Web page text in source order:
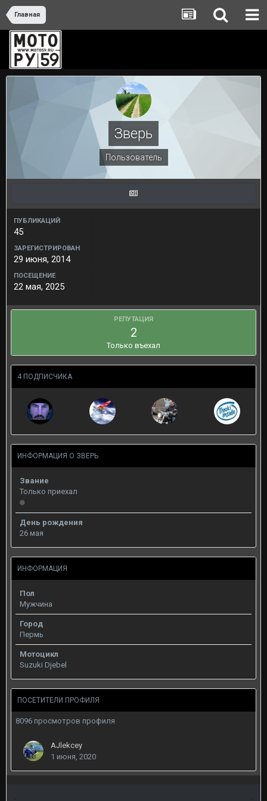
Главная
Зверь
Пользователь
ПУБЛИКАЦИЙ
45
ЗАРЕГИСТРИРОВАН
29 июня, 2014
ПОСЕЩЕНИЕ
22 мая, 2025
РЕПУТАЦИЯ
2
Только въехал
4 ПОДПИСЧИКА
ИНФОРМАЦИЯ О ЗВЕРЬ
Звание
Только приехал
День рождения
26 мая
ИНФОРМАЦИЯ
Пол
Мужчина
Город
Пермь
Мотоцикл
Suzuki Djebel
ПОСЕТИТЕЛИ ПРОФИЛЯ
8096 просмотров профиля
AJlekcey
1 июня, 2020